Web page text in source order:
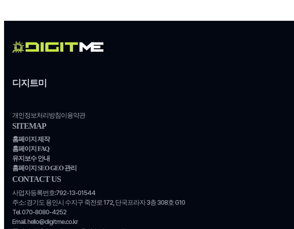
디지트미
개인정보처리방침이용약관
SITEMAP
홈페이지 제작
홈페이지 FAQ
유지보수 안내
홈페이지 SEO GEO 관리
CONTACT US
사업자등록번호:792-13-01544
주소: 경기도 용인시 수지구 죽전로 172, 단국프라자 3층 308호 G10
Tel. 070-8080-4252
Email. hello@digitme.co.kr